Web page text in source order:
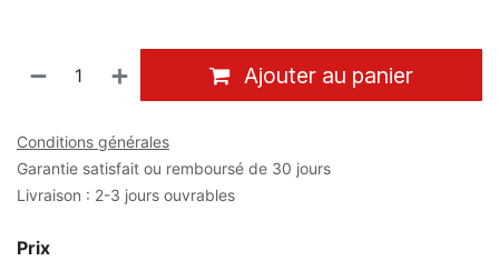
Ajouter au panier
Conditions générales
Garantie satisfait ou remboursé de 30 jours
Livraison : 2-3 jours ouvrables
Prix